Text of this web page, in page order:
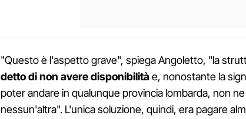
"Questo è l'aspetto grave", spiega Angoletto, "la
detto di non avere disponibilitàe, nonostante la
poter andare in qualunque provincia lombarda, non
nessun'altra". L'unica soluzione, quindi, era pagare